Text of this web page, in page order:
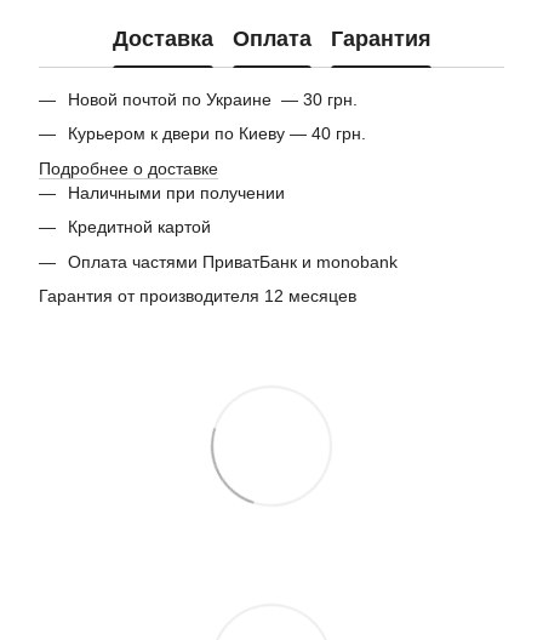
Доставка Оплата Гарантия
Новой почтой по Украине — 30 грн.
Курьером к двери по Киеву — 40 грн.
Подробнее о доставке
Наличными при получении
Кредитной картой
Оплата частями ПриватБанк и monobank
Гарантия от производителя 12 месяцев